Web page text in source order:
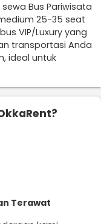
Bus Pariwisata
25-35 seat
VIP/Luxury yang
transportasi Anda
ideal untuk
Terawat